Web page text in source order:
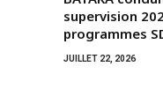
supervision
programmes
JUILLET 22, 2026